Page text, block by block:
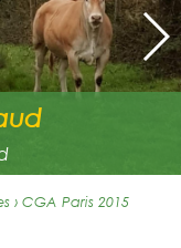
›CGA Paris 2015